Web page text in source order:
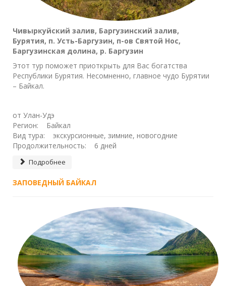
Чивыркуйский залив, Баргузинский залив,
Бурятия, п. Усть-Баргузин, п-ов Святой Нос,
Баргузинская долина, р. Баргузин
Этот тур поможет приоткрыть для Вас богатства
Республики Бурятия. Несомненно, главное чудо Бурятии
– Байкал.
от Улан-Удэ
Регион: Байкал
Вид тура: экскурсионные, зимние, новогодние
Продолжительность: 6 дней
Подробнее
ЗАПОВЕДНЫЙ БАЙКАЛ